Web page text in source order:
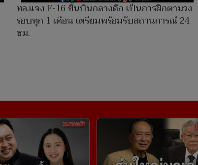
ทอ.แจง F-16 ขึ้นบินกลางดึก เป็นการฝึกตามวง
รอบทุก 1 เดือน เตรียมพร้อมรับสถานการณ์ 24
ชม.